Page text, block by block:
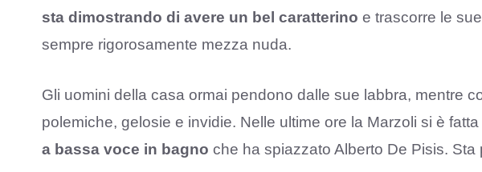
sta dimostrando di avere un bel caratterino e trascorre le
sempre rigorosamente mezza nuda.
Gli uomini della casa ormai pendono dalle sue labbra, mentre
polemiche, gelosie e invidie. Nelle ultime ore la Marzoli si è
a bassa voce in bagno che ha spiazzato Alberto De Pisis.